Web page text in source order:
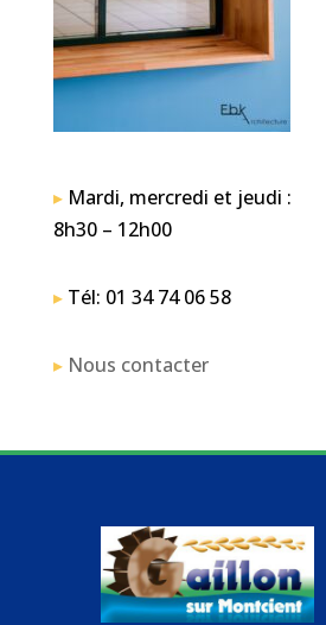
▸Mardi, mercredi et jeudi :
8h30 – 12h00
▸Tél: 01 34 74 06 58
▸ Nous contacter